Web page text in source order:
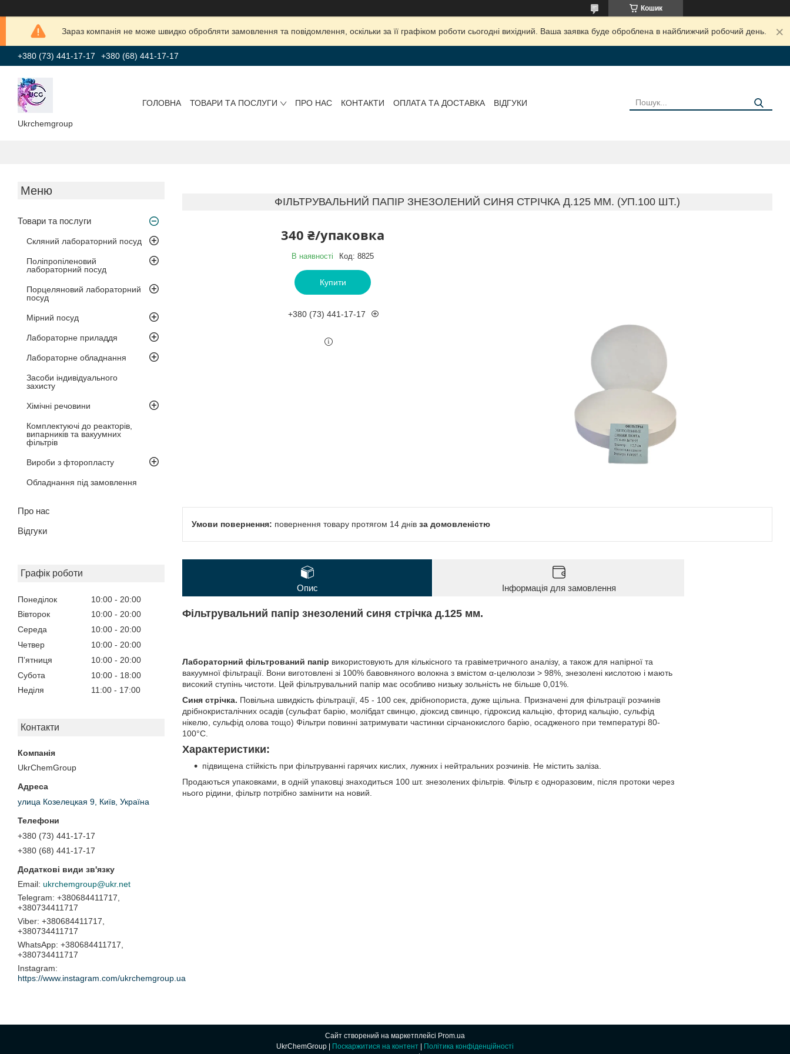
Кошик
Зараз компанія не може швидко обробляти замовлення та повідомлення, оскільки за її графіком роботи сьогодні вихідний. Ваша заявка буде оброблена в найближчий робочий день.
+380 (73) 441-17-17 +380 (68) 441-17-17
Ukrchemgroup
ГОЛОВНА ТОВАРИ ТА ПОСЛУГИ ПРО НАС КОНТАКТИ ОПЛАТА ТА ДОСТАВКА ВІДГУКИ
Товари та послуги
Скляний лабораторний посуд
Поліпропіленовий
лабораторний посуд
Порцеляновий лабораторний
посуд
Мірний посуд
Лабораторне приладдя
Лабораторне обладнання
Засоби індивідуального
захисту
Хімічні речовини
Комплектуючі до реакторів,
випарників та вакуумних
фільтрів
Вироби з фторопласту
Обладнання під замовлення
Про нас
Відгуки
Графік роботи
Понеділок 10:00
20:00
Вівторок
10:00
20:00
Середа
10:00
20:00
Четвер
10:00
20:00
Пʼятниця
10:00
20:00
Субота
10:00
18:00
Неділя
11:00 17:00
Контакти
UkrChemGroup
улица Козелецкая 9, Київ, Україна
+380 (73) 441-17-17
+380 (68) 441-17-17
ukrchemgroup@ukr.net
+380684411717,
+380734411717
+380684411717,
+380734411717
+380684411717,
+380734411717
Instagram
https://www.instagram.com/ukrchemgroup.ua
ФІЛЬТРУВАЛЬНИЙ ПАПІР ЗНЕЗОЛЕНИЙ СИНЯ СТРІЧКА Д.125 ММ. (УП.100 ШТ.)
340 ₴/упаковка
В наявності Код: 8825
Купити
+380 (73) 441-17-17
повернення товару протягом 14 днів за домовленістю
Опис Інформація для замовлення
Фільтрувальний папір знезолений синя стрічка д.125 мм.
Лабораторний фільтрований папір використовують для кількісного та гравіметричного аналізу, а також для напірної та
вакуумної фільтрації. Вони виготовлені зі 100% бавовняного волокна з вмістом α-целюлози > 98%, знезолені кислотою і мають
високий ступінь чистоти. Цей фільтрувальний папір має особливо низьку зольність не більше 0,01%.
Синя стрічка. Повільна швидкість фільтрації, 45 - 100 сек, дрібнопориста, дуже щільна. Призначені для фільтрації розчинів
дрібнокристалічних осадів (сульфат барію, молібдат свинцю, діоксид свинцю, гідроксид кальцію, фторид кальцію, сульфід
нікелю, сульфід олова тощо) Фільтри повинні затримувати частинки сірчанокислого барію, осадженого при температурі 80-
100°C.
Характеристики:
підвищена стійкість при фільтруванні гарячих кислих, лужних і нейтральних розчинів. Не містить заліза.
Продаються упаковками, в одній упаковці знаходиться 100 шт. знезолених фільтрів. Фільтр є одноразовим, після протоки через
нього рідини, фільтр потрібно замінити на новий.
Сайт створений на маркетплейсі Prom.ua
Поскаржитися на контент
Політика конфіденційності